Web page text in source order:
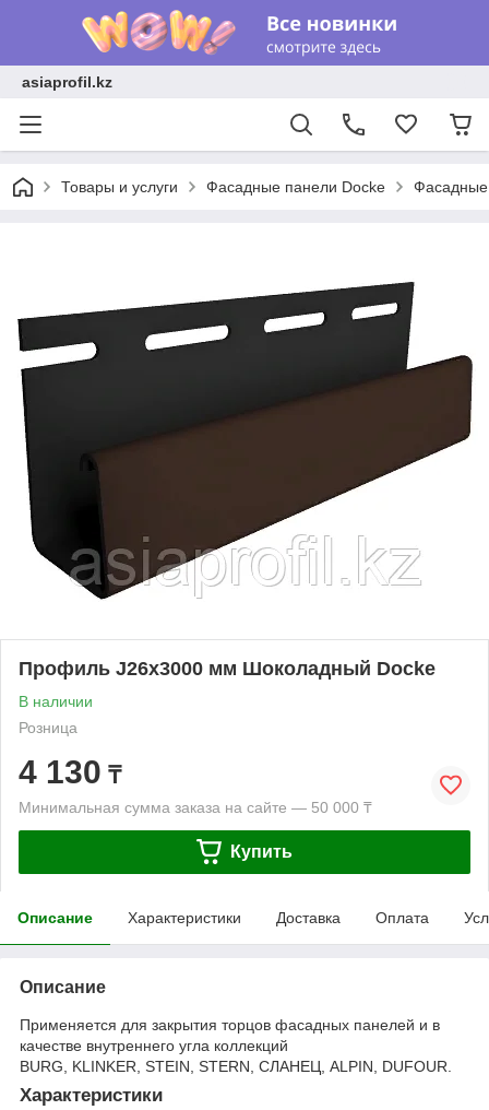
asiaprofil.kz
Товары и услуги Фасадные панели Docke Фасадные
Профиль J26х3000 мм Шоколадный Docke
В наличии
Розница
4 130 ₸
Минимальная сумма заказа на сайте — 50 000 ₸
Купить
Описание Характеристики Доставка Оплата
Описание
Применяется для закрытия торцов фасадных панелей и в
качестве внутреннего угла коллекций
BURG, KLINKER, STEIN, STERN, СЛАНЕЦ, ALPIN, DUFOUR.
Характеристики